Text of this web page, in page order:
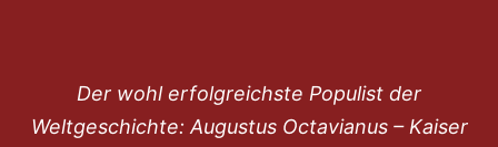
Der wohl erfolgreichste Populist der
Weltgeschichte: Augustus Octavianus – Kaiser